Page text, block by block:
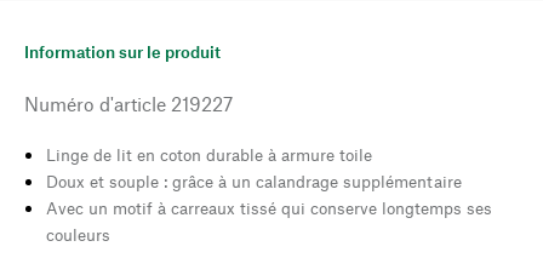
Information sur le produit
Numéro d'article 219227
Linge de lit en coton durable à armure toile
Doux et souple : grâce à un calandrage supplémentaire
Avec un motif à carreaux tissé qui conserve longtemps ses
couleurs